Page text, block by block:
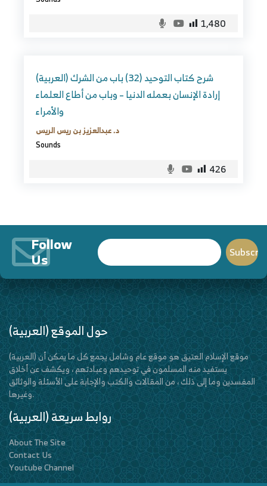
1,480
(العربية) شرح كتاب التوحيد (32) باب من الشرك
إرادة الإنسان بعمله الدنيا – وباب من أطاع العلماء
والأمراء
د. عبدالعزيز بن ريس الريس
Sounds
426
Follow
Us
(العربية) حول الموقع
(العربية) موقع الإسلام العتيق هو موقع عام وشامل يجمع كل ما يمكن أن
يستفيد منه المسلمون في توحيدهم وعبادتهم ، ويكشف عن أخلاق
المفسدين وما إلى ذلك ، من المقالات والكتب والإجابة على الأسئلة والوثائق
وغيرها.
(العربية) روابط سريعة
About The Site
Contact Us
Youtube Channel